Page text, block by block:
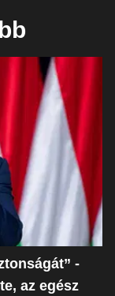
-
az egész